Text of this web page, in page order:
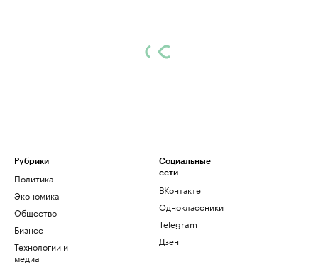
Рубрики
Политика
Экономика
Общество
Бизнес
Технологии и
медиа
Социальные
сети
ВКонтакте
Одноклассники
Telegram
Дзен